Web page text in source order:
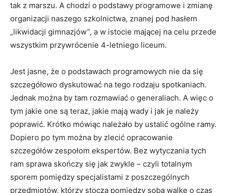
tak z marszu. A chodzi o podstawy programowe i zmianę
organizacji naszego szkolnictwa, znanej pod hasłem
„likwidacji gimnazjów”, a w istocie mającej na celu przede
wszystkim przywrócenie 4-letniego liceum.
Jest jasne, że o podstawach programowych nie da się
szczegółowo dyskutować na tego rodzaju spotkaniach.
Jednak można by tam rozmawiać o generaliach. A więc o
tym jakie one są teraz, jakie mają wady i jak je należy
poprawić. Krótko mówiąc należało by ustalić ogólne ramy.
Dopiero po tym można by zlecić opracowanie
szczegółów zespołom ekspertów. Bez wytyczania tych
ram sprawa skończy się jak zwykle – czyli totalnym
sporem pomiędzy specjalistami z poszczególnych
przedmiotów, którzy stoczą pomiędzy sobą walkę o czas